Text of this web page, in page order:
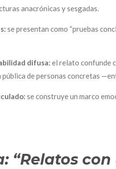
anacrónicas y sesgadas.
se presentan como “pruebas
difusa: el relato confunde
de personas concretas
se construye un marco
“Relatos